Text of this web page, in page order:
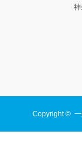
Copyright ©